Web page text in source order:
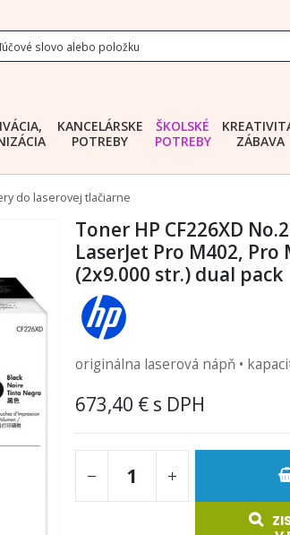
KANCELÁRSKE
POTREBY
ŠKOLSKÉ
POTREBY
ZÁBAVA
do laserovej tlačiarne
Toner HP CF226XD
LaserJet Pro M402, Pro
(2x9.000 str.) dual pack
originálna laserová nápň •
673,40 €